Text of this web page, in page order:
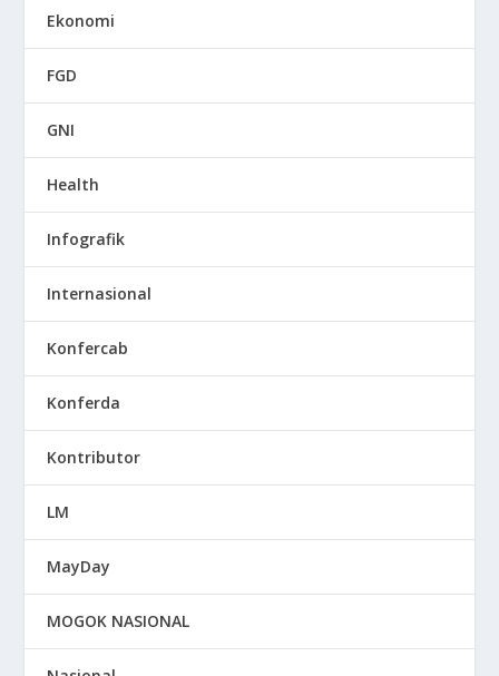
Ekonomi
FGD
GNI
Health
Infografik
Internasional
Konfercab
Konferda
Kontributor
LM
MayDay
MOGOK NASIONAL